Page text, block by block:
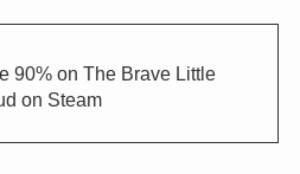
90% on The Brave Little
on Steam